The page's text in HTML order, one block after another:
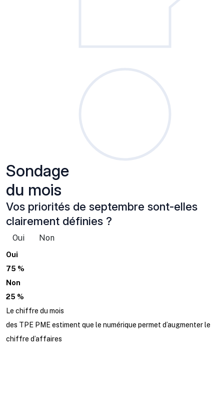
Sondage
du mois
Vos priorités de septembre sont-elles
clairement définies ?
Oui Non
Oui
75 %
Non
25 %
Le chiffre du mois
des TPE PME estiment que le numérique permet d’augmenter le
chiffre d’affaires